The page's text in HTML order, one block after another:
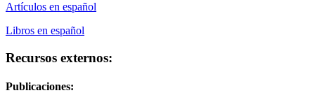
Artículos en español
Libros en español
Recursos externos:
Publicaciones: